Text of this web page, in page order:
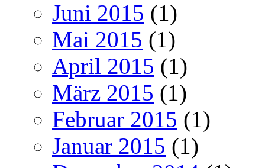
Juni 2015 (1)
Mai 2015 (1)
April 2015 (1)
März 2015 (1)
Februar 2015 (1)
Januar 2015 (1)